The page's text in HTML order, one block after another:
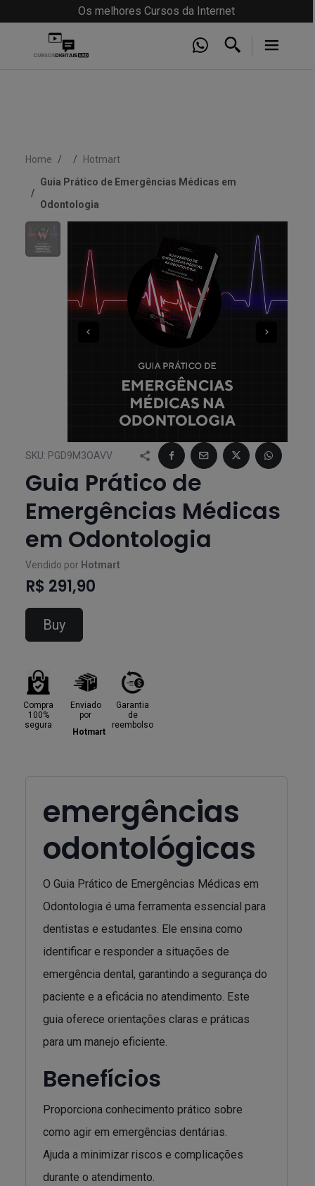
Os melhores Cursos da Internet
Home
Hotmart
Guia Prático de Emergências Médicas em
Odontologia
SKU: PGD9M3OAVV
Guia Prático de
Emergências Médicas
em Odontologia
Vendido por Hotmart
R$ 291,90
Buy
Compra
100%
segura
Enviado
por
Hotmart
Garantia
de
reembolso
emergências
odontológicas
O Guia Prático de Emergências Médicas em
Odontologia é uma ferramenta essencial para
dentistas e estudantes. Ele ensina como
identificar e responder a situações de
emergência dental, garantindo a segurança do
paciente e a eficácia no atendimento. Este
guia oferece orientações claras e práticas
para um manejo eficiente.
Benefícios
Proporciona conhecimento prático sobre
como agir em emergências dentárias.
Ajuda a minimizar riscos e complicações
durante o atendimento.